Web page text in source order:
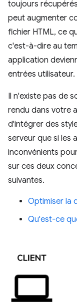
toujours
peut augmenter
fichier HTML, ce
c'est-à-dire au
application
entrées utilisateur.
Il n'existe pas de
rendu dans votre
d'intégrer des
serveur que si les
inconvénients
sur ces deux
suivantes.
Optimiser la
Qu'est-ce